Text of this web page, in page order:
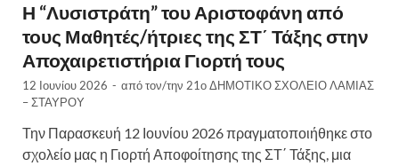
Η “Λυσιστράτη” του Αριστοφάνη από
τους Μαθητές/ήτριες της ΣΤ΄ Τάξης στην
Αποχαιρετιστήρια Γιορτή τους
12 Ιουνίου 2026 - από τον/την 21ο ΔΗΜΟΤΙΚΟ ΣΧΟΛΕΙΟ ΛΑΜΙΑΣ
– ΣΤΑΥΡΟΥ
Την Παρασκευή 12 Ιουνίου 2026 πραγματοποιήθηκε στο
σχολείο μας η Γιορτή Αποφοίτησης της ΣΤ΄ Τάξης, μια